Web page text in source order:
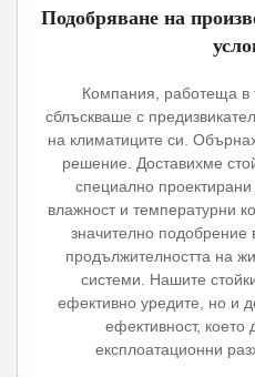
Подобряване на
Компания, работеща в
сблъскваше с
на климатиците си.
решение. Доставихме
специално
влажност и температурни
значително подобрение
продължителността на
системи. Нашите
ефективно уредите, но и
ефективност, което
експлоатационни